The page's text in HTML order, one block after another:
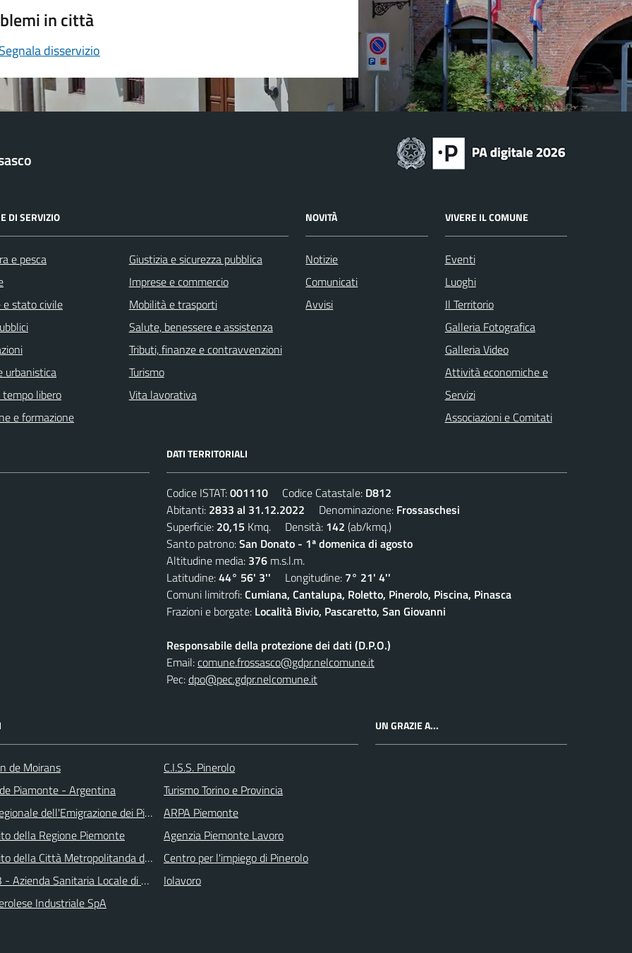
in città
Segnala disservizio
DI SERVIZIO
e pesca
e stato civile
urbanistica
libero
e formazione
Giustizia e sicurezza pubblica
Imprese e commercio
Mobilità e trasporti
Salute, benessere e assistenza
Tributi, finanze e contravvenzioni
Turismo
Vita lavorativa
NOVITÀ
Notizie
Comunicati
Avvisi
VIVERE IL COMUNE
Eventi
Luoghi
Il Territorio
Galleria Fotografica
Galleria Video
Attività economiche e
Servizi
Associazioni e Comitati
DATI TERRITORIALI
Codice ISTAT:001110 Codice Catastale: D812
Abitanti: 2833 al 31.12.2022 Denominazione: Frossaschesi
Superficie: 20,15 Kmq. Densità: 142 (ab/kmq.)
Santo patrono:San Donato - 1ª domenica di agosto
Altitudine media: 376 m.s.l.m.
Latitudine:44° 56' 3'' Longitudine: 7° 21' 4''
Comuni limitrofi:Cumiana, Cantalupa, Roletto, Pinerolo, Piscina, Pinasca
Frazioni e borgate: Località Bivio, Pascaretto, San Giovanni
Responsabile della protezione dei dati (D.P.O.)
Email:comune.frossasco@gdpr.nelcomune.it
Pec:dpo@pec.gdpr.nelcomune.it
de Moirans
Piamonte - Argentina
dell'Emigrazione dei Piemontesi nel Mondo
della Regione Piemonte
della Città Metropolitanda di Torino
- Azienda Sanitaria Locale di Collegno e Pinerolo
Industriale SpA
C.I.S.S. Pinerolo
Turismo Torino e Provincia
ARPA Piemonte
Agenzia Piemonte Lavoro
Centro per l'impiego di Pinerolo
Iolavoro
UN GRAZIE A...